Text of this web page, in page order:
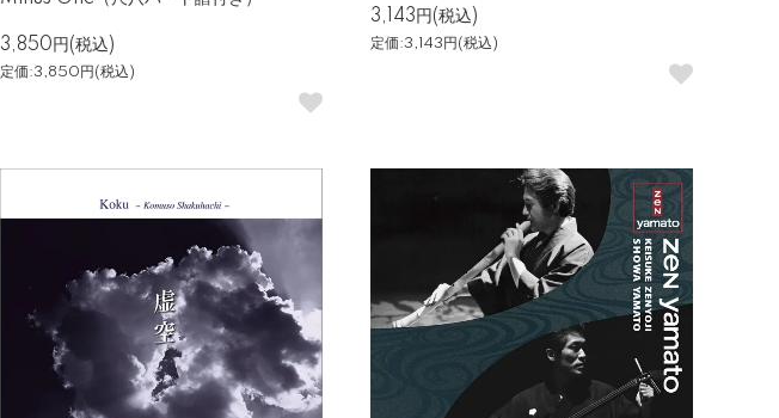
3,850円(税込)
定価:3,850円(税込)
3,143円(税込)
定価:3,143円(税込)